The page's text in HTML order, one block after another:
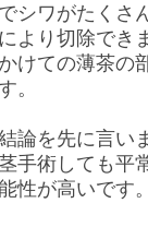
でシワがたくさ
により切除でき
かけての薄茶の
。
論を先に言い
手術しても平
性が高いです